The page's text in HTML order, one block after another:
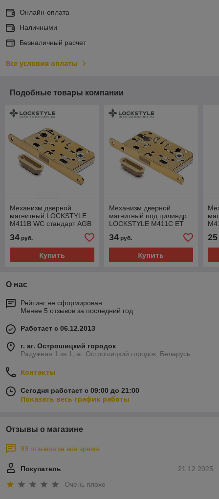
Онлайн-оплата
Наличными
Безналичный расчет
Все условия оплаты
Подобные товары компании
Механизм дверной
магнитный LOCKSTYLE
M411B WC стандарт AGB
планкой GL (глянцевое з
34 руб.
Купить
Механизм дверной
магнитный под цилиндр
LOCKSTYLE M411C ET
стандарт AGB комплект с
ответной планкой GL
34руб.
Купить
25
О нас
Рейтинг не сформирован
Менее 5 отзывов за последний год
Работает с 06.12.2013
г. аг. Острошицкий городок
Радужная 1 кв 1, аг. Острошицкий городок, Беларусь
Контакты
Сегодня работает с 09:00 до 21:00
Показать весь график работы
Отзывы о магазине
99 отзывов за всё время
21.12.2025
Покупатель
Очень плохо